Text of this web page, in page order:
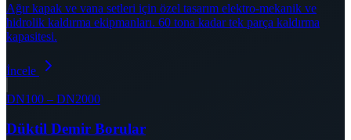
Ağır kapak ve vana setleri için özel tasarım elektro-mekanik ve
hidrolik kaldırma ekipmanları. 60 tona kadar tek parça kaldırma
kapasitesi.
İncele
DN100 – DN2000
Düktil Demir Borular